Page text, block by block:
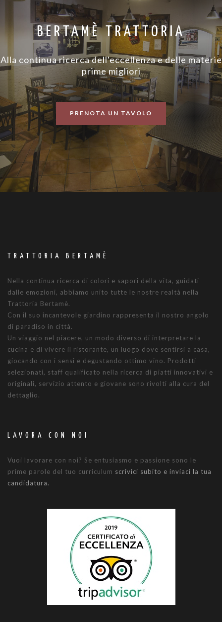
BERTAMÈ TRATTORIA
Alla continua ricerca dell'eccellenza e delle materie
prime migliori
PRENOTA UN TAVOLO
TRATTORIA BERTAMÈ
Nella continua ricerca di colori e sapori della vita, guidati
dalle emozioni, abbiamo unito tutte le nostre realtà nella
Trattoria Bertamè.
Con il suo incantevole giardino rappresenta il nostro angolo
di paradiso in città.
Un viaggio nel piacere, un modo diverso di interpretare la
cucina e di vivere il ristorante, un luogo dove sentirsi a casa,
giocando con i sensi e degustando ottimo vino. Prodotti
selezionati, staff qualificato nella ricerca di piatti innovativi e
originali, servizio attento e giovane sono rivolti alla cura del
dettaglio.
LAVORA CON NOI
Vuoi lavorare con noi? Se entusiasmo e passione sono le
prime parole del tuo curriculum scrivici subito e inviaci la tua
candidatura.